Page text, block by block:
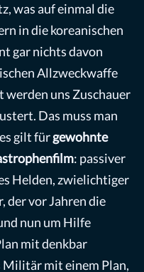
was auf einmal die
in die koreanischen
gar nichts davon
Allzweckwaffe
uns Zuschauer
Das muss man
gilt fürgewohnte
: passiver
Helden, zwielichtiger
der vor Jahren die
nun um Hilfe
mit denkbar
Militär mit einem Plan,